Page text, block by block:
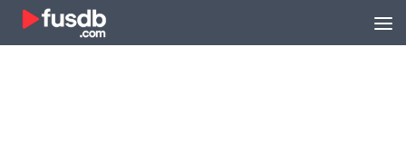
Zum Inhalt springen